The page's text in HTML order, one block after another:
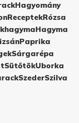
Hagyomány
ReceptekRózsa
Hagyma
Paprika
Sárgarépa
SütőtökUborka
SzederSzilva